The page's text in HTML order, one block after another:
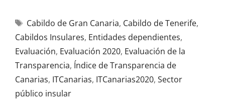
Cabildo de Gran Canaria, Cabildo de Tenerife,
Cabildos Insulares, Entidades dependientes,
Evaluación, Evaluación 2020, Evaluación de la
Transparencia, Índice de Transparencia de
Canarias, ITCanarias, ITCanarias2020, Sector
público insular